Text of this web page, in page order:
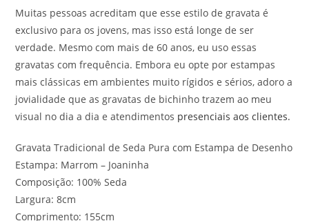
Muitas pessoas acreditam que esse estilo de gravata é
exclusivo para os jovens, mas isso está longe de ser
verdade. Mesmo com mais de 60 anos, eu uso essas
gravatas com frequência. Embora eu opte por estampas
mais clássicas em ambientes muito rígidos e sérios, adoro a
jovialidade que as gravatas de bichinho trazem ao meu
visual no dia a dia e atendimentos presenciais aos clientes.
Gravata Tradicional de Seda Pura com Estampa de Desenho
Estampa: Marrom – Joaninha
Composição: 100% Seda
Largura: 8cm
Comprimento: 155cm